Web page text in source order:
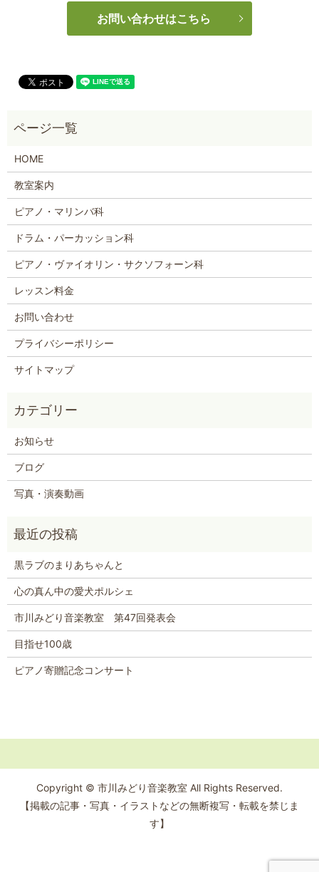
お問い合わせはこちら
HOME
教室案内
ピアノ・マリンバ科
ドラム・パーカッション科
ピアノ・ヴァイオリン・サクソフォーン科
レッスン料金
お問い合わせ
プライバシーポリシー
サイトマップ
お知らせ
ブログ
写真・演奏動画
黒ラブのまりあちゃんと
心の真ん中の愛犬ポルシェ
市川みどり音楽教室 第47回発表会
目指せ100歳
ピアノ寄贈記念コンサート
Copyright © 市川みどり音楽教室 All Rights Reserved.
【掲載の記事・写真・イラストなどの無断複写・転載を禁じま
す】